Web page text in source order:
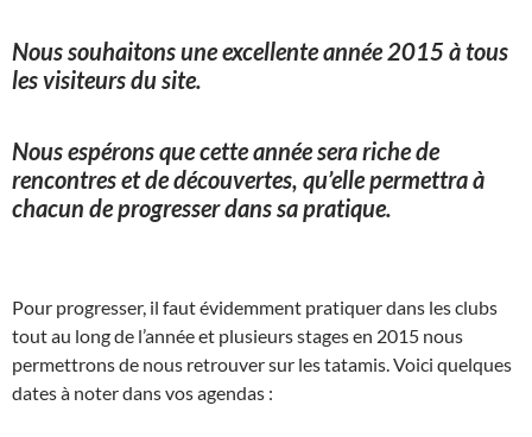
Nous souhaitons une excellente année 2015 à tous
les visiteurs du site.
Nous espérons que cette année sera riche de
rencontres et de découvertes, qu’elle permettra à
chacun de progresser dans sa pratique.
Pour progresser, il faut évidemment pratiquer dans les clubs
tout au long de l’année et plusieurs stages en 2015 nous
permettrons de nous retrouver sur les tatamis. Voici quelques
dates à noter dans vos agendas :